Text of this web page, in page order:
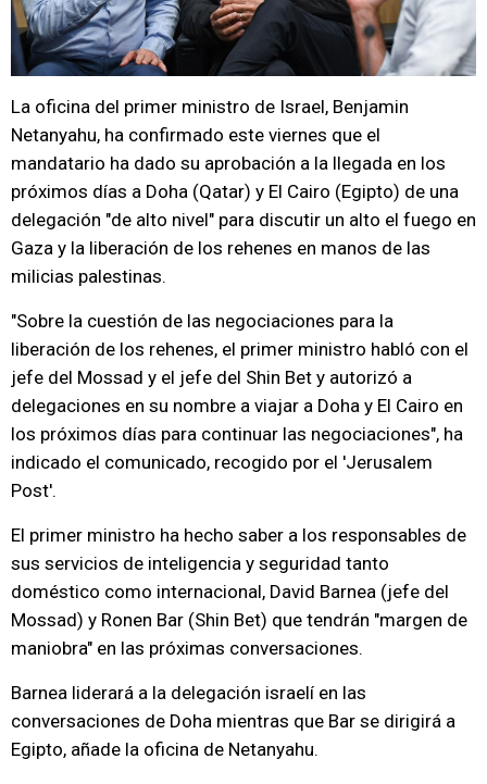
La oficina del primer ministro de Israel, Benjamin
Netanyahu, ha confirmado este viernes que el
mandatario ha dado su aprobación a la llegada en los
próximos días a Doha (Qatar) y El Cairo (Egipto) de una
delegación "de alto nivel" para discutir un alto el fuego en
Gaza y la liberación de los rehenes en manos de las
milicias palestinas.
"Sobre la cuestión de las negociaciones para la
liberación de los rehenes, el primer ministro habló con el
jefe del Mossad y el jefe del Shin Bet y autorizó a
delegaciones en su nombre a viajar a Doha y El Cairo en
los próximos días para continuar las negociaciones", ha
indicado el comunicado, recogido por el 'Jerusalem
Post'.
El primer ministro ha hecho saber a los responsables de
sus servicios de inteligencia y seguridad tanto
doméstico como internacional, David Barnea (jefe del
Mossad) y Ronen Bar (Shin Bet) que tendrán "margen de
maniobra" en las próximas conversaciones.
Barnea liderará a la delegación israelí en las
conversaciones de Doha mientras que Bar se dirigirá a
Egipto, añade la oficina de Netanyahu.